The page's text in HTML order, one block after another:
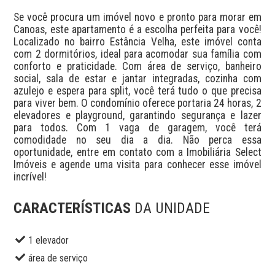
Se você procura um imóvel novo e pronto para morar em
Canoas, este apartamento é a escolha perfeita para você!
Localizado no bairro Estância Velha, este imóvel conta
com 2 dormitórios, ideal para acomodar sua família com
conforto e praticidade. Com área de serviço, banheiro
social, sala de estar e jantar integradas, cozinha com
azulejo e espera para split, você terá tudo o que precisa
para viver bem. O condomínio oferece portaria 24 horas, 2
elevadores e playground, garantindo segurança e lazer
para todos. Com 1 vaga de garagem, você terá
comodidade no seu dia a dia. Não perca essa
oportunidade, entre em contato com a Imobiliária Select
Imóveis e agende uma visita para conhecer esse imóvel
incrível!
CARACTERÍSTICAS DA UNIDADE
1 elevador
área de serviço